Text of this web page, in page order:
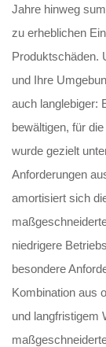
Jahre hinweg
zu erheblichen
Produktschäden.
und Ihre
auch langlebiger:
bewältigen, für
wurde gezielt
Anforderungen
amortisiert sich
niedrigere
besondere
Kombination aus
und langfristigem